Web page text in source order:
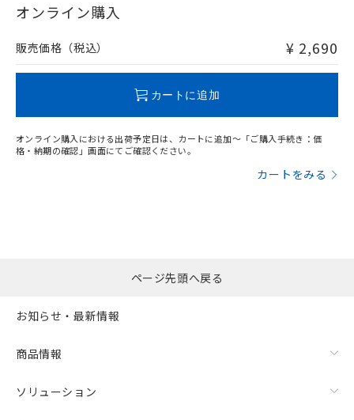
在庫等で未対応品が混在する可能性があります。
問い合わせください。
オンライン購入
販売価格（税込） ¥ 2,690
カートに追加
オンライン購入における出荷予定日は、カートに追加～「ご購入手続き：価
格・納期の確認」画面にてご確認ください。
カートをみる
ページ先頭へ戻る
お知らせ・最新情報
商品情報
ソリューション